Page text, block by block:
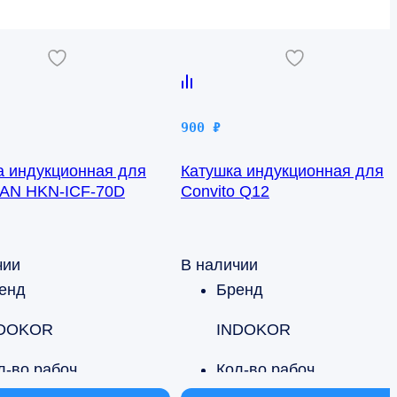
индукционная для
HKN-ICF-70D
900 ₽
Катушка индукционная для
Convito Q12
В наличии
Бренд
INDOKOR